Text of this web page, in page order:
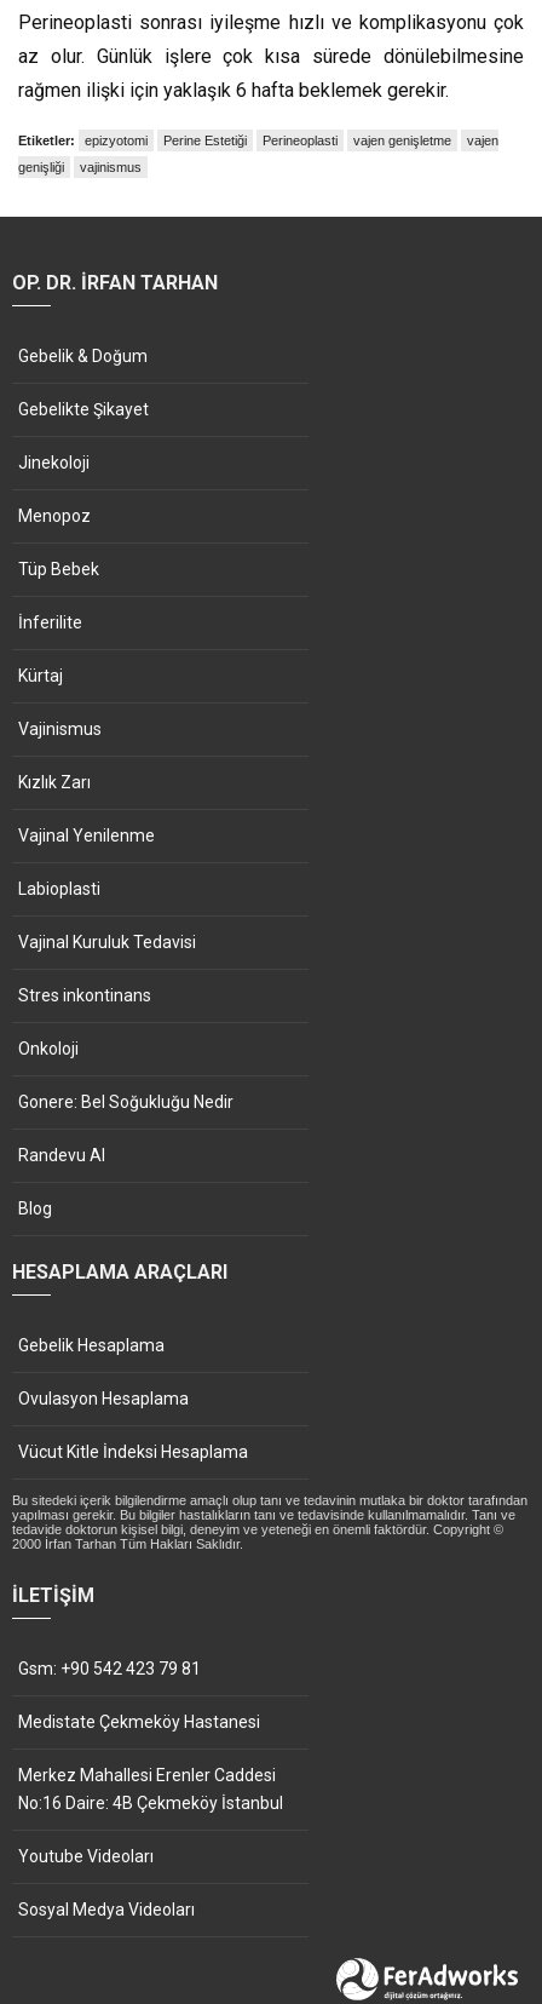
Perineoplasti sonrası iyileşme hızlı ve komplikasyonu çok
az olur. Günlük işlere çok kısa sürede dönülebilmesine
rağmen ilişki için yaklaşık 6 hafta beklemek gerekir.
Etiketler: epizyotomi Perine Estetiği Perineoplasti vajen genişletme
vajen
genişliği
vajinismus
OP. DR. İRFAN TARHAN
Gebelik & Doğum
Gebelikte Şikayet
Jinekoloji
Menopoz
Tüp Bebek
İnferilite
Kürtaj
Vajinismus
Kızlık Zarı
Vajinal Yenilenme
Labioplasti
Vajinal Kuruluk Tedavisi
Stres inkontinans
Onkoloji
Gonere: Bel Soğukluğu Nedir
Randevu Al
Blog
HESAPLAMA ARAÇLARI
Gebelik Hesaplama
Ovulasyon Hesaplama
Vücut Kitle İndeksi Hesaplama
Bu sitedeki içerik bilgilendirme amaçlı olup tanı ve tedavinin mutlaka bir doktor tarafından
yapılması gerekir. Bu bilgiler hastalıkların tanı ve tedavisinde kullanılmamalıdır. Tanı ve
tedavide doktorun kişisel bilgi, deneyim ve yeteneği en önemli faktördür. Copyright ©
2000 İrfan Tarhan Tüm Hakları Saklıdır.
İLETIŞIM
Gsm: +90 542 423 79 81
Medistate Çekmeköy Hastanesi
Merkez Mahallesi Erenler Caddesi
No:16 Daire: 4B Çekmeköy İstanbul
Youtube Videoları
Sosyal Medya Videoları